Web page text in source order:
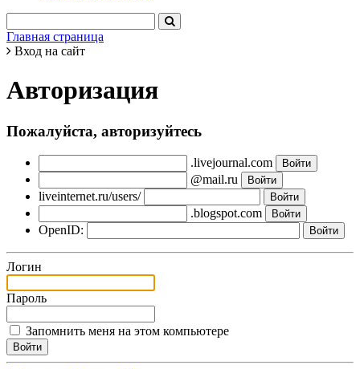
Главная страница
Вход на сайт
Авторизация
Пожалуйста, авторизуйтесь
.livejournal.com
@mail.ru
liveinternet.ru/users/
.blogspot.com
OpenID:
Логин
Пароль
Запомнить меня на этом компьютере